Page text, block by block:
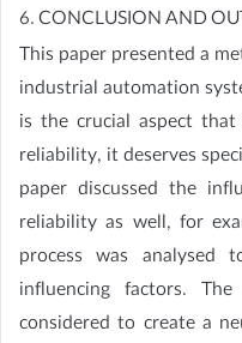
6. CONCLUSION AND
This paper presented a
industrial automation
is the crucial aspect
reliability, it deserves
paper discussed the
reliability as well, for
process was
influencing factors.
considered to create a